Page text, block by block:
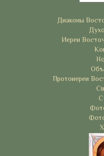
Диаконы
Иереи
Протоиереи